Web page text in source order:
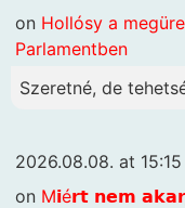
on Hollósy a
Parlamentben
Szeretné, de
2026.08.08. at 15:15
on M𝗶é𝗿𝘁 𝗻𝗲𝗺